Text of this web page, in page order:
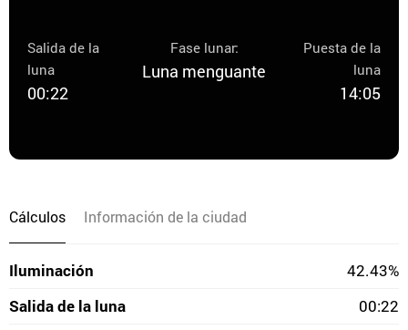
Salida de la
luna
00:22
Fase lunar:
Luna menguante
Puesta de la
luna
14:05
Cálculos Información de la ciudad
Iluminación
42.43%
Salida de la luna
00:22